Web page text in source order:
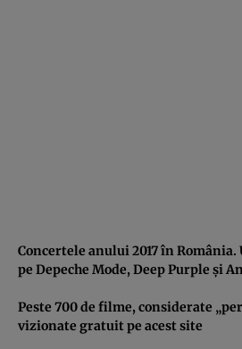
Concertele anului 2017 în
pe Depeche Mode, Deep Purple şi
Peste 700 de filme, considerate
vizionate gratuit pe acest site